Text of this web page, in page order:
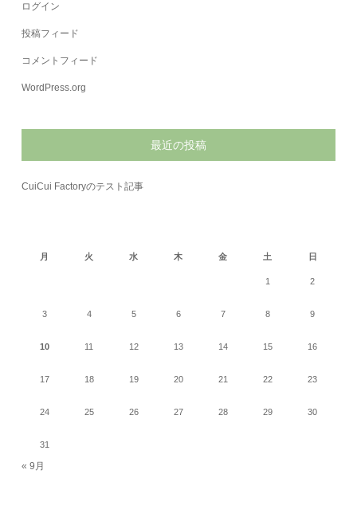
ログイン
投稿フィード
コメントフィード
WordPress.org
最近の投稿
CuiCui Factoryのテスト記事
月
火 水 木 金 土 日
1 2
3 4 5 6 7 8 9
10 11 12 13 14 15 16
17 18 19 20 21 22 23
24 25 26 27 28 29 30
31
« 9月